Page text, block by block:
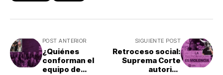
POST ANTERIOR
¿Quiénes
conforman el
equipo de
SIGUIENTE POST
Retroceso social:
Suprema Corte
autoriza